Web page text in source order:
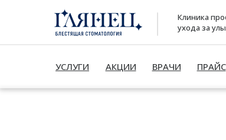
Клиника
ухода за
УСЛУГИ АКЦИИ ВРАЧИ ПРАЙС